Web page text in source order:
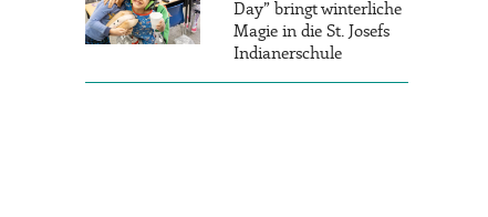
Day” bringt winterliche
Magie in die St. Josefs
Indianerschule